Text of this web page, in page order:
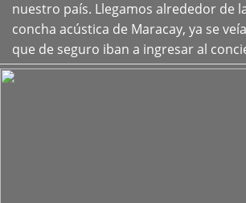
nuestro país. Llegamos alrededor de
concha acústica de Maracay, ya se
que de seguro iban a ingresar al